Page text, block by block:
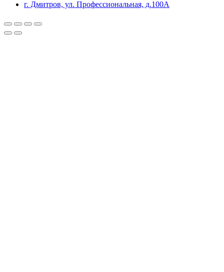
г. Дмитров, ул. Профессиональная, д.100А